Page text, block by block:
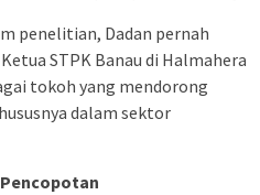
penelitian, Dadan pernah
STPK Banau di Halmahera
tokoh yang mendorong
dalam sektor